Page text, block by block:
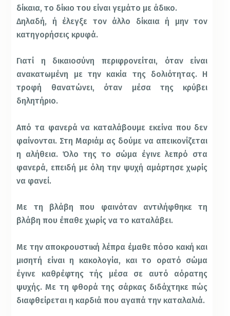
δίκαια, το δίκιο του είναι γεμάτο με άδικο.
Δηλαδή, ή έλεγξε τον άλλο δίκαια ή μην τον
κατηγορήσεις κρυφά.
Γιατί η δικαιοσύνη περιφρονείται, όταν είναι
ανακατωμένη με την κακία της δολιότητας. Η
τροφή θανατώνει, όταν μέσα της κρύβει
δηλητήριο.
Από τα φανερά να καταλάβουμε εκείνα που δεν
φαίνονται. Στη Μαριάμ ας δούμε να απεικονίζεται
η αλήθεια. Όλο της το σώμα έγινε λεπρό στα
φανερά, επειδή με όλη την ψυχή αμάρτησε χωρίς
να φανεί.
Με τη βλάβη που φαινόταν αντιλήφθηκε τη
βλάβη που έπαθε χωρίς να το καταλάβει.
Με την αποκρουστική λέπρα έμαθε πόσο κακή και
μισητή είναι η κακολογία, και το ορατό σώμα
έγινε καθρέφτης τής μέσα σε αυτό αόρατης
ψυχής. Με τη φθορά της σάρκας διδάχτηκε πώς
διαφθείρεται η καρδιά που αγαπά την καταλαλιά.